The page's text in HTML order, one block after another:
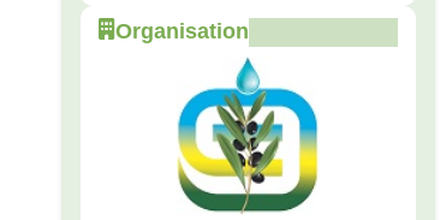
Organisation